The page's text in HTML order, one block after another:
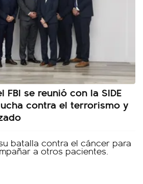
se reunió con la SIDE
contra el terrorismo y